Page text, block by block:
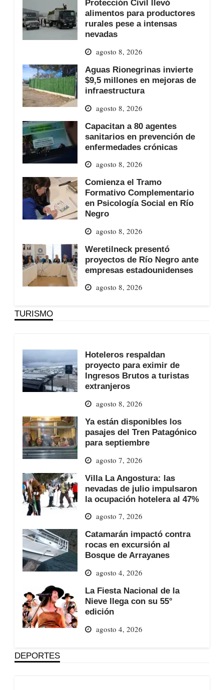
Protección Civil llevó
alimentos para productores
rurales pese a intensas
nevadas
agosto 8, 2026
Aguas Rionegrinas invierte
$9,5 millones en mejoras de
infraestructura
agosto 8, 2026
Capacitan a 80 agentes
sanitarios en prevención de
enfermedades crónicas
agosto 8, 2026
Comienza el Tramo
Formativo Complementario
en Psicología Social en Río
Negro
agosto 8, 2026
Weretilneck presentó
proyectos de Río Negro ante
empresas estadounidenses
agosto 8, 2026
TURISMO
Hoteleros respaldan
proyecto para eximir de
Ingresos Brutos a turistas
extranjeros
agosto 8, 2026
Ya están disponibles los
pasajes del Tren Patagónico
para septiembre
agosto 7, 2026
Villa La Angostura: las
nevadas de julio impulsaron
la ocupación hotelera al 47%
agosto 7, 2026
Catamarán impactó contra
rocas en excursión al
Bosque de Arrayanes
agosto 4, 2026
La Fiesta Nacional de la
Nieve llega con su 55°
edición
agosto 4, 2026
DEPORTES